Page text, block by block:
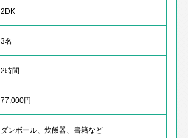
2DK
3名
2時間
77,000円
ダンボール、炊飯器、書籍など